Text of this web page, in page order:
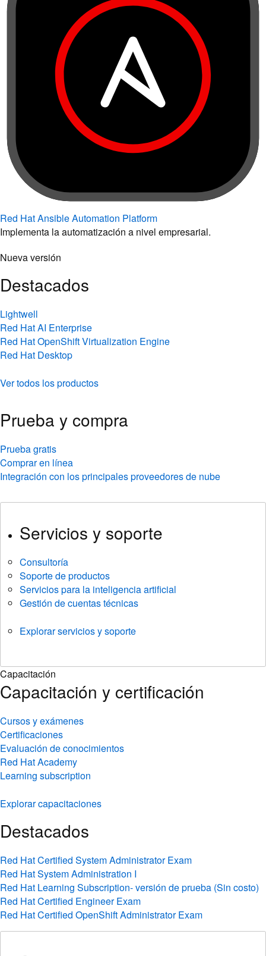
Red Hat Ansible Automation Platform
Implementa la automatización a nivel empresarial.
Nueva versión
Destacados
Lightwell
Red Hat AI Enterprise
Red Hat OpenShift Virtualization Engine
Red Hat Desktop
Ver todos los productos
Prueba y compra
Prueba gratis
Comprar en línea
Integración con los principales proveedores de nube
Servicios y soporte
Consultoría
Soporte de productos
Servicios para la inteligencia artificial
Gestión de cuentas técnicas
Explorar servicios y soporte
Capacitación
Capacitación y certificación
Cursos y exámenes
Certificaciones
Evaluación de conocimientos
Red Hat Academy
Learning subscription
Explorar capacitaciones
Destacados
Red Hat Certified System Administrator Exam
Red Hat System Administration I
Red Hat Learning Subscription- versión de prueba (Sin costo)
Red Hat Certified Engineer Exam
Red Hat Certified OpenShift Administrator Exam